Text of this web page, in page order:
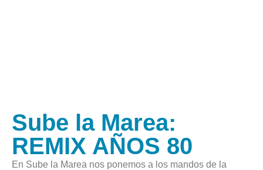
Sube la Marea:
REMIX AÑOS 80
En Sube la Marea nos ponemos a los mandos de la